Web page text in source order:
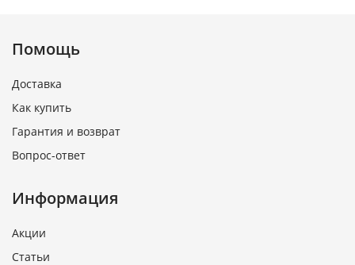
Помощь
Доставка
Как купить
Гарантия и возврат
Вопрос-ответ
Информация
Акции
Статьи